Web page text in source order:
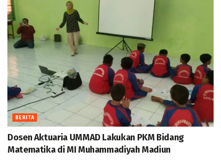
BERITA
Dosen Aktuaria UMMAD Lakukan PKM Bidang
Matematika di MI Muhammadiyah Madiun